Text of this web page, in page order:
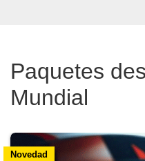
Paquetes
Mundial
Novedad